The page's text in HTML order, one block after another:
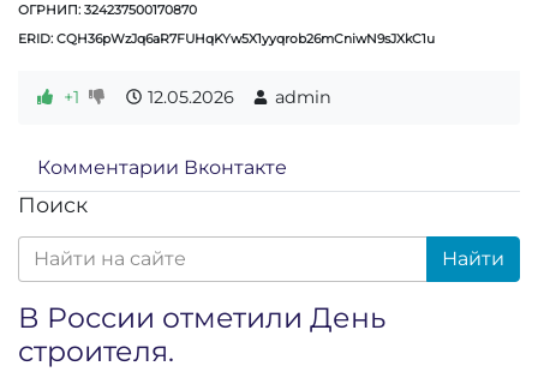
ОГРНИП: 324237500170870
ERID: CQH36pWzJq6aR7FUHqKYw5X1yyqrob26mCniwN9sJXkC1u
+1 12.05.2026 admin
Комментарии Вконтакте
Поиск
Найти
В России отметили День
строителя.